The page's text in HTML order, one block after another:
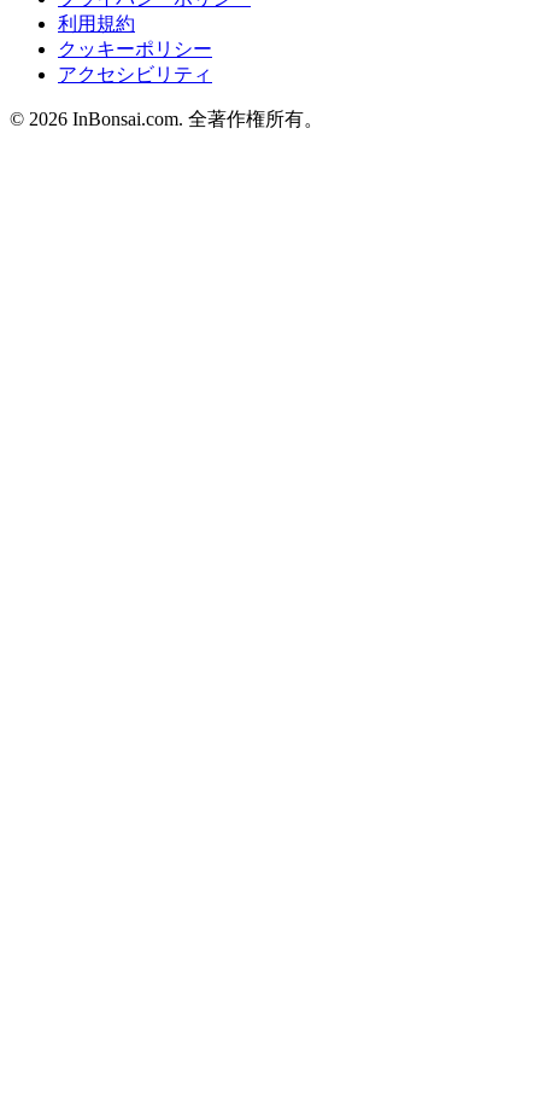
利用規約
クッキーポリシー
アクセシビリティ
© 2026 InBonsai.com. 全著作権所有。